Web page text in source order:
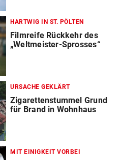
HARTWIG IN ST. PÖLTEN
Filmreife Rückkehr des
„Weltmeister-Sprosses“
URSACHE GEKLÄRT
Zigarettenstummel Grund
für Brand in Wohnhaus
MIT EINIGKEIT VORBEI